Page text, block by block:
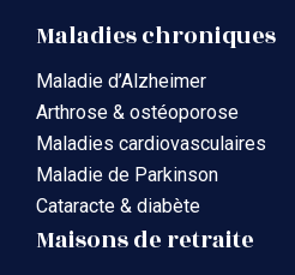
Maladies chroniques
Maladie d’Alzheimer
Arthrose & ostéoporose
Maladies cardiovasculaires
Maladie de Parkinson
Cataracte & diabète
Maisons de retraite